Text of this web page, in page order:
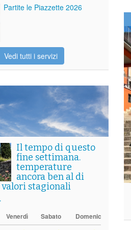
Partite le Piazzette 2026
Vedi tutti i servizi
Il tempo di questo
fine settimana.
temperature
ancora ben al di
valori stagionali
Venerdì Sabato Domenica